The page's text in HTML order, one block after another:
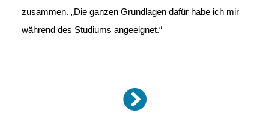
zusammen. „Die ganzen Grundlagen dafür habe ich mir
während des Studiums angeeignet.“